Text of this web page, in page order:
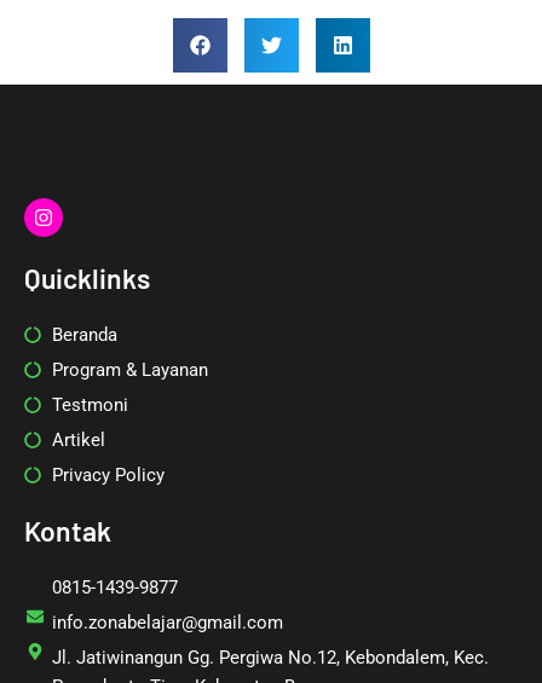
I
n
s
a
m
Quicklinks
Beranda
Program & Layanan
Testmoni
Artikel
Privacy Policy
Kontak
0815-1439-9877
info.zonabelajar@gmail.com
Jl. Jatiwinangun Gg. Pergiwa No.12, Kebondalem, Kec.